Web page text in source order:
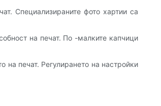
Специализираните фото хартии са
на печат. По -малките капчици
на печат. Регулирането на настройки